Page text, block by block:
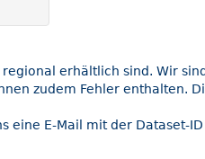
erhältlich sind. Wir
zudem Fehler enthalten.
eine E-Mail mit der Dataset-ID